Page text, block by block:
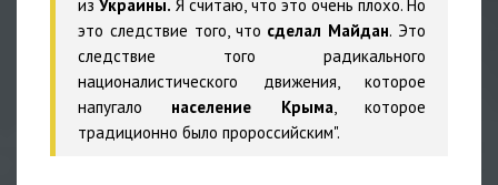
изУкраины. Я считаю, что это очень плохо. Но
это следствие того, что сделал Майдан. Это
следствие того радикального
националистического движения, которое
напугало население Крыма, которое
традиционно было пророссийским".